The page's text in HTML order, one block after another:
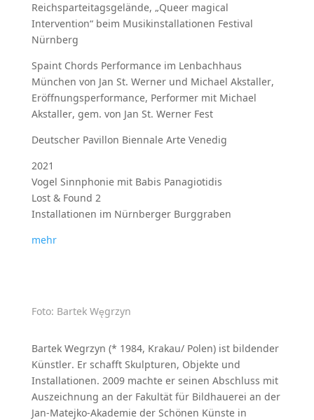
Reichsparteitagsgelände, „Queer magical
Intervention“ beim Musikinstallationen Festival
Nürnberg
Spaint Chords Performance im Lenbachhaus
München von Jan St. Werner und Michael Akstaller,
Eröffnungsperformance, Performer mit Michael
Akstaller, gem. von Jan St. Werner Fest
Deutscher Pavillon Biennale Arte Venedig
2021
Vogel Sinnphonie mit Babis Panagiotidis
Lost & Found 2
Installationen im Nürnberger Burggraben
mehr
Foto: Bartek Węgrzyn
Bartek Wegrzyn (* 1984, Krakau/ Polen) ist bildender
Künstler. Er schafft Skulpturen, Objekte und
Installationen. 2009 machte er seinen Abschluss mit
Auszeichnung an der Fakultät für Bildhauerei an der
Jan-Matejko-Akademie der Schönen Künste in